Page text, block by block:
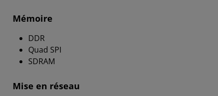
Mémoire
DDR
Quad SPI
SDRAM
Mise en réseau